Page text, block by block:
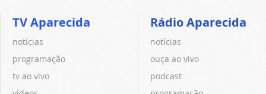
TV Aparecida
notícias
programação
tv ao vivo
Rádio Aparecida
notícias
ouça ao vivo
podcast